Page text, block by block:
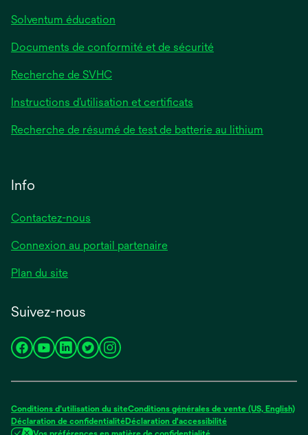
Solventum éducation
Documents de conformité et de sécurité
Recherche de SVHC
Instructions d’utilisation et certificats
Recherche de résumé de test de batterie au lithium
Info
Contactez-nous
Connexion au portail partenaire
Plan du site
Suivez-nous
s’ouvre
nouvel
onglet
s’ouvre
nouvel
onglet
s’ouvre
nouvel
onglet
s’ouvre
nouvel
onglet
s’ouvre
nouvel
onglet
Conditions d’utilisation du siteConditions générales de vente (US, English)
Déclaration de confidentialitéDéclaration d'accessibilité